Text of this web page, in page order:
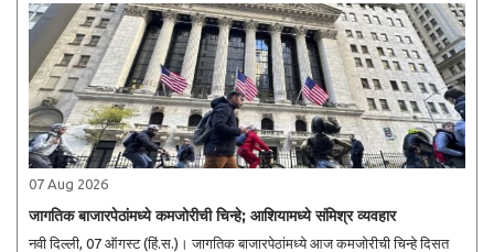
07 Aug 2026
जागतिक बाजारपेठांमध्ये कमजोरीची चिन्हे; आशियामध्ये संमिश्र व्यवहार
नवी दिल्ली, 07 ऑगस्ट (हिं.स.)। जागतिक बाजारपेठांमध्ये आज कमजोरीची चिन्हे दिसत